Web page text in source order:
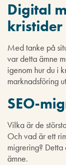
Digital
kristider
Med tanke på
var detta ämne
igenom hur du i
marknadsföring
SEO-
Vilka är de
Och vad är ett
migrering?
ämne.